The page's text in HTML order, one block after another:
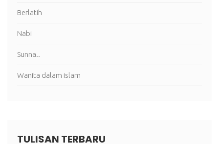
Berlatih
Nabi
Sunna..
Wanita dalam islam
TULISAN TERBARU